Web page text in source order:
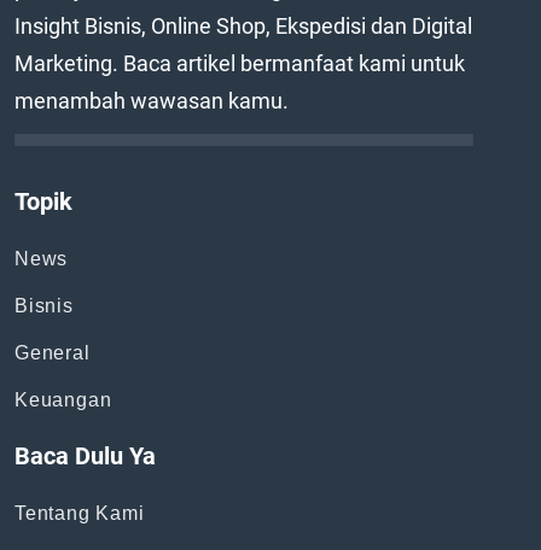
Insight Bisnis, Online Shop, Ekspedisi dan Digital
Marketing. Baca artikel bermanfaat kami untuk
menambah wawasan kamu.
Topik
News
Bisnis
General
Keuangan
Baca Dulu Ya
Tentang Kami